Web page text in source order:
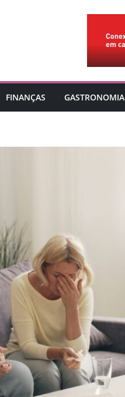
FINANÇAS GASTRONOMIA